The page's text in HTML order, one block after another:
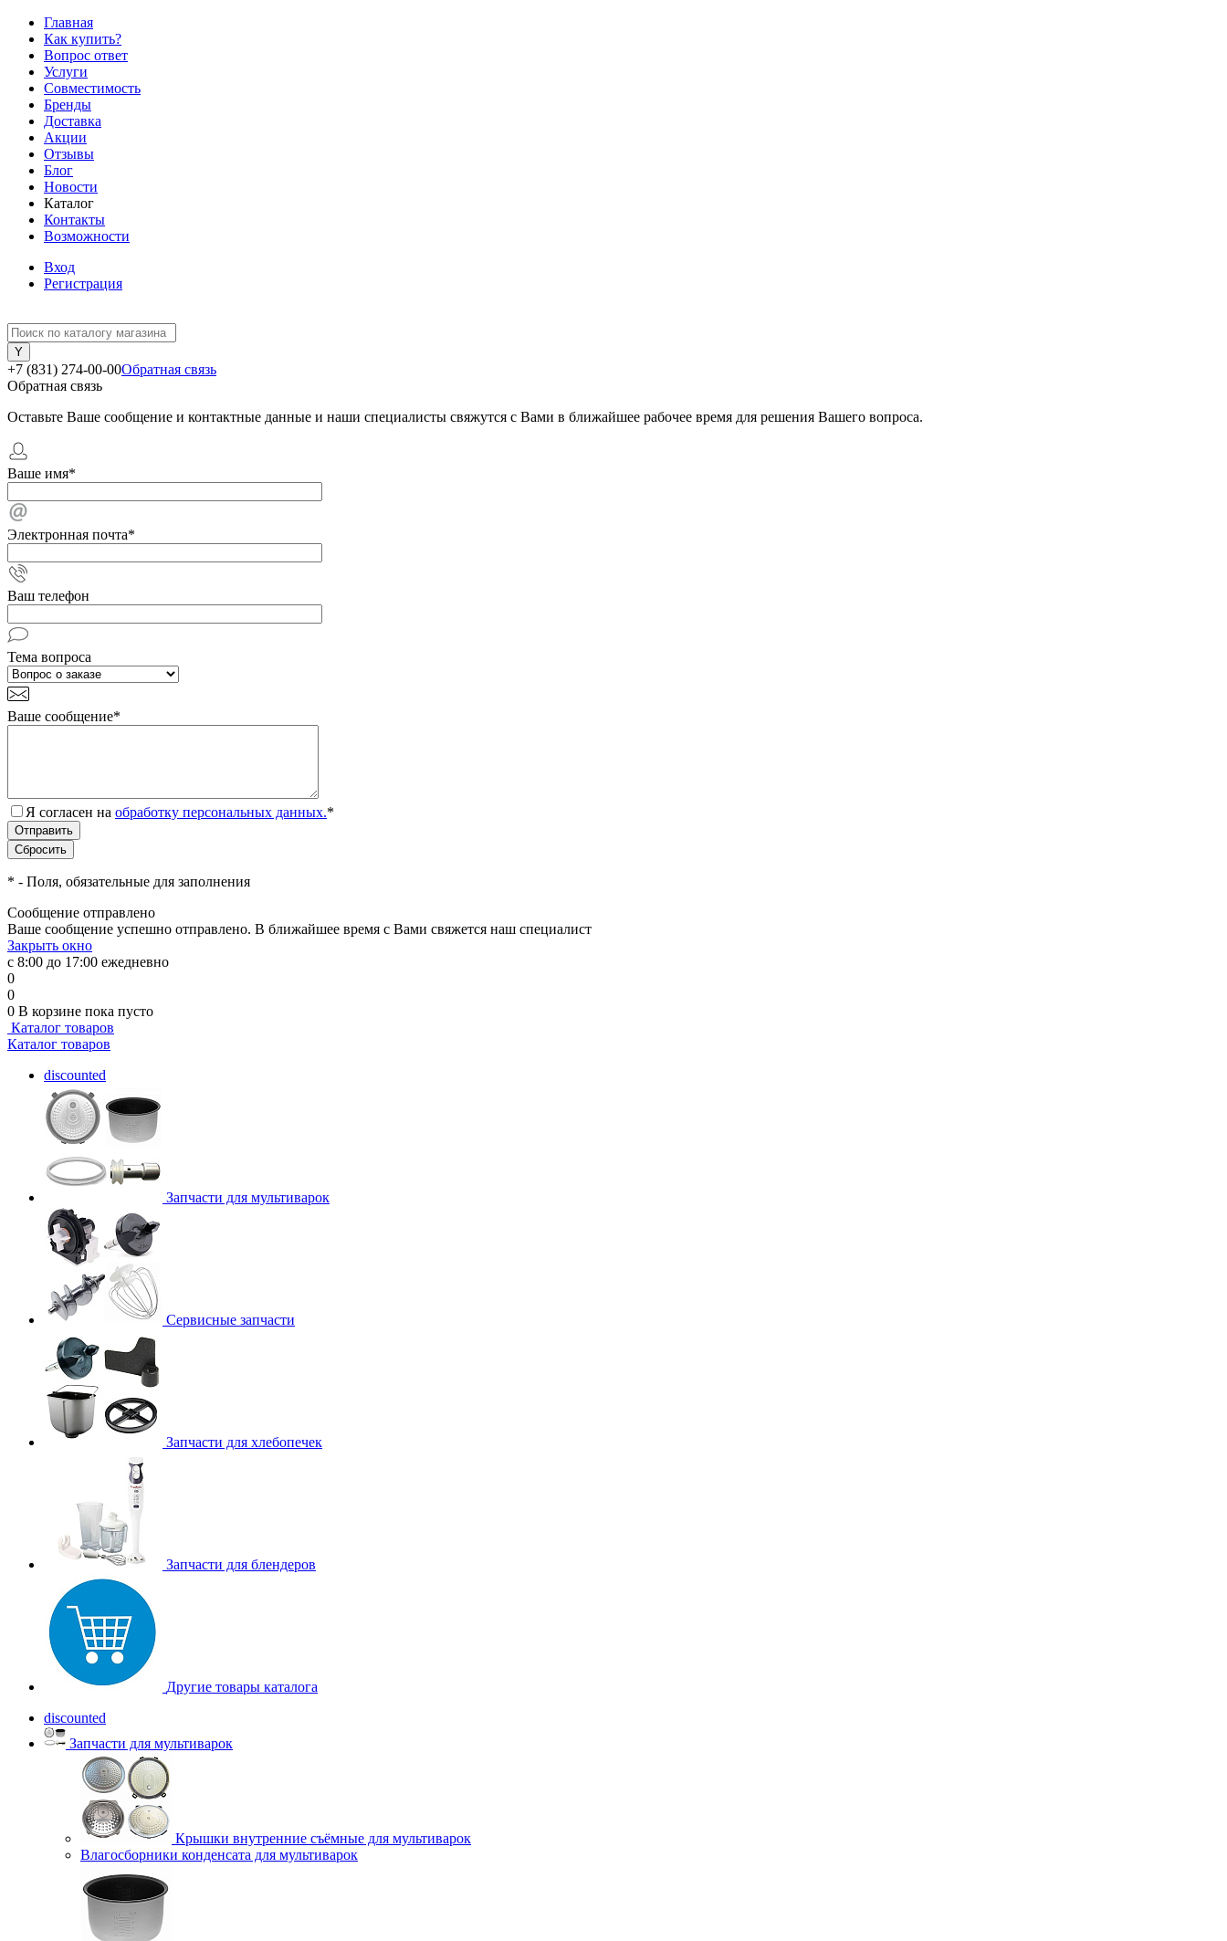
Главная
Как купить?
Вопрос ответ
Услуги
Совместимость
Бренды
Доставка
Акции
Отзывы
Блог
Новости
Каталог
Контакты
Возможности
Вход
Регистрация
+7 (831) 274-00-00Обратная связь
Обратная связь
Оставьте Ваше сообщение и контактные данные и наши специалисты свяжутся с Вами в ближайшее рабочее время для решения Вашего вопроса.
Ваше имя*
Электронная почта*
Ваш телефон
Тема вопроса
Ваше сообщение*
Я согласен на обработку персональных данных.*
* - Поля, обязательные для заполнения
Сообщение отправлено
Ваше сообщение успешно отправлено. В ближайшее время с Вами свяжется наш специалист
Закрыть окно
с 8:00 до 17:00 ежедневно
0
0
0 В корзине пока пусто
Каталог товаров
Каталог товаров
discounted
Запчасти для мультиварок
Сервисные запчасти
Запчасти для хлебопечек
Запчасти для блендеров
Другие товары каталога
discounted
Запчасти для мультиварок
Крышки внутренние съёмные для мультиварок
Влагосборники конденсата для мультиварок